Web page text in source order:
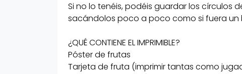
12 círculos con frutas
48 tarjetas con los nombres de las
verduras con letras estilo Montessori
mayúscula y minúscula. Si queréis
Si no lo tenéis, podéis guardar los círculos
sacándolos poco a poco como si fuera un
¿QUÉ CONTIENE EL IMPRIMIBLE?
Póster de frutas
Tarjeta de fruta (imprimir tantas como